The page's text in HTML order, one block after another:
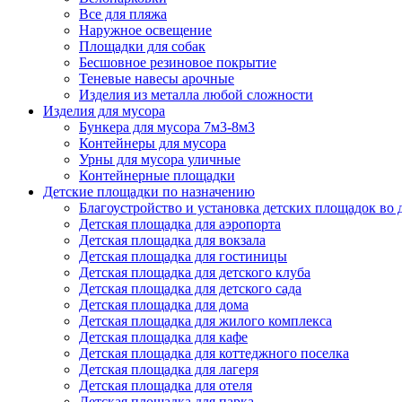
Все для пляжа
Наружное освещение
Площадки для собак
Бесшовное резиновое покрытие
Теневые навесы арочные
Изделия из металла любой сложности
Изделия для мусора
Бункера для мусора 7м3-8м3
Контейнеры для мусора
Урны для мусора уличные
Контейнерные площадки
Детские площадки по назначению
Благоустройство и установка детских площадок
Детская площадка для аэропорта
Детская площадка для вокзала
Детская площадка для гостиницы
Детская площадка для детского клуба
Детская площадка для детского сада
Детская площадка для дома
Детская площадка для жилого комплекса
Детская площадка для кафе
Детская площадка для коттеджного поселка
Детская площадка для лагеря
Детская площадка для отеля